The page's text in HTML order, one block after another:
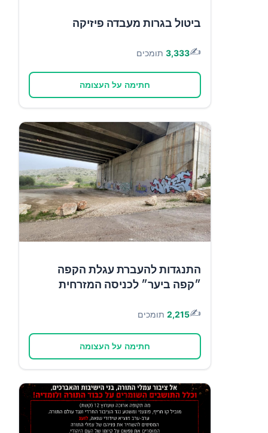
ביטול בגרות מעבדה פיזיקה
✍️
3,333 תומכים
חתימה על העצומה
התנגדות להעברת עגלת הקפה
״קפה ביער״ לכניסה המזרחית
✍️
2,215 תומכים
חתימה על העצומה